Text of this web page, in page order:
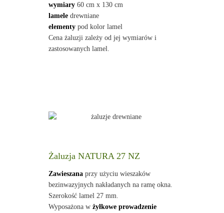
wymiary60 cm x 130 cm
lameledrewniane
elementypod kolor lamel
Cena żaluzji zależy od jej wymiarów i
zastosowanych lamel.
Żaluzja NATURA 27 NZ
Zawieszanaprzy użyciu wieszaków
bezinwazyjnych nakładanych na ramę okna.
Szerokość lamel 27 mm.
Wyposażona w żyłkowe prowadzenie